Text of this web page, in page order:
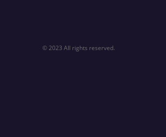
© 2023 All rights reserved.